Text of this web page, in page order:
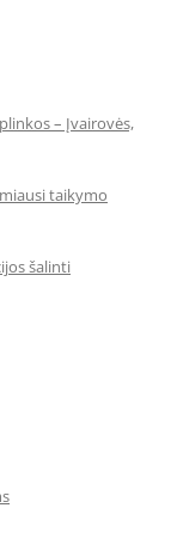
– Įvairovės,
taikymo
šalinti